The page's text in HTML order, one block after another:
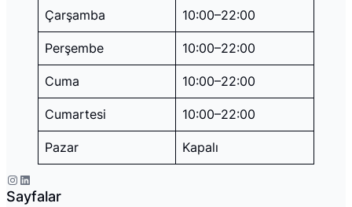
Çarşamba 10:00–22:00
Perşembe 10:00–22:00
Cuma 10:00–22:00
Cumartesi 10:00–22:00
Pazar
Kapalı
Instagram LinkedIn
Sayfalar